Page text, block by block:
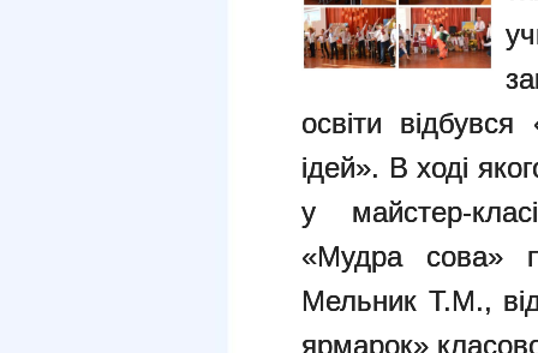
освіти відбувся
ідей». В ході
у майстер-
«Мудра сова»
Мельник Т.М.,
ярмарок»